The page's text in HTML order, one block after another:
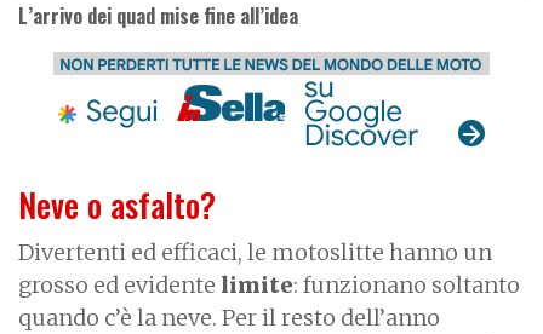
Neve o asfalto?
Divertenti ed efficaci, le motoslitte hanno un
grosso ed evidente limite: funzionano soltanto
quando c’è la neve. Per il resto dell’anno
L’arrivo dei quad mise fine all’idea